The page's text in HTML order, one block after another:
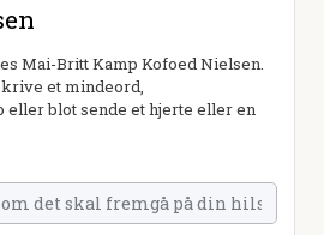
Mai-Britt Kamp Kofoed Nielsen.
et mindeord,
eller blot sende et hjerte eller en